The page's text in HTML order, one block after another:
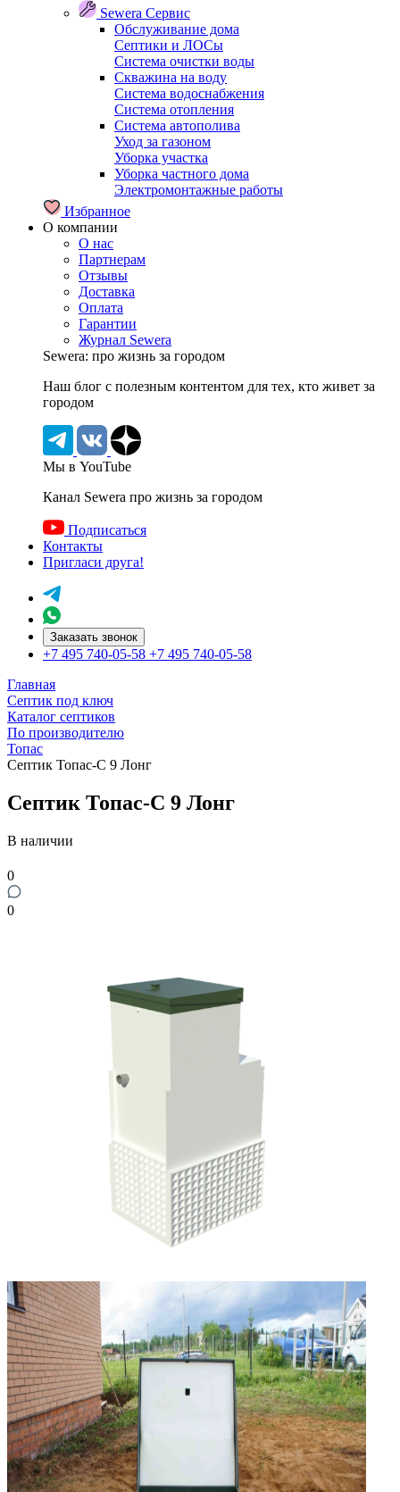
Sewera Сервис
Обслуживание дома
Септики и ЛОСы
Система очистки воды
Скважина на воду
Система водоснабжения
Система отопления
Система автополива
Уход за газоном
Уборка участка
Уборка частного дома
Электромонтажные работы
Избранное
О компании
О нас
Партнерам
Отзывы
Доставка
Оплата
Гарантии
Журнал Sewera
Sewera: про жизнь за городом
Наш блог c полезным контентом для тех, кто живет за
городом
Мы в YouTube
Канал Sewera про жизнь за городом
Подписаться
Контакты
Пригласи друга!
Заказать звонок
+7 495 740-05-58 +7 495 740-05-58
Главная
Септик под ключ
Каталог септиков
По производителю
Топас
Септик Топас-С 9 Лонг
Септик Топас-С 9 Лонг
В наличии
0
0